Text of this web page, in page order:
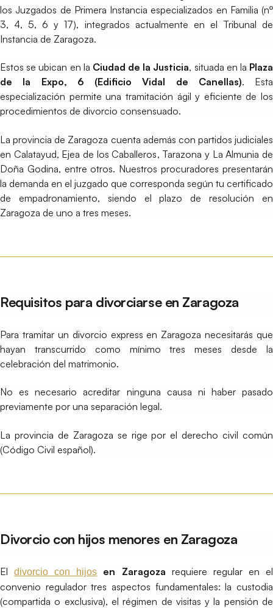
los Juzgados de Primera Instancia especializados en Familia (nº
3, 4, 5, 6 y 17), integrados actualmente en el Tribunal de
Instancia de Zaragoza.
Estos se ubican en la Ciudad de la Justicia, situada en la Plaza
de la Expo, 6 (Edificio Vidal de Canellas). Esta
especialización permite una tramitación ágil y eficiente de los
procedimientos de divorcio consensuado.
La provincia de Zaragoza cuenta además con partidos judiciales
en Calatayud, Ejea de los Caballeros, Tarazona y La Almunia de
Doña Godina, entre otros. Nuestros procuradores presentarán
la demanda en el juzgado que corresponda según tu certificado
de empadronamiento, siendo el plazo de resolución en
Zaragoza de uno a tres meses.
Requisitos para divorciarse en Zaragoza
Para tramitar un divorcio express en Zaragoza necesitarás que
hayan transcurrido como mínimo tres meses desde la
celebración del matrimonio.
No es necesario acreditar ninguna causa ni haber pasado
previamente por una separación legal.
La provincia de Zaragoza se rige por el derecho civil común
(Código Civil español).
Divorcio con hijos menores en Zaragoza
Eldivorcio con hijos en Zaragoza requiere regular en el
convenio regulador tres aspectos fundamentales: la custodia
(compartida o exclusiva), el régimen de visitas y la pensión de